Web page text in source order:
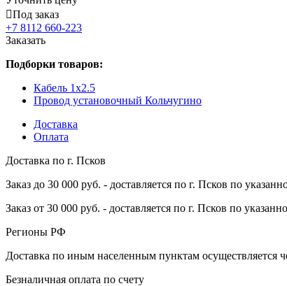
Под заказ
+7 8112 660-223
Заказать
Подборки товаров:
Кабель 1x2.5
Провод установочный Кольчугино
Доставка
Оплата
Доставка по г. Псков
Заказ до 30 000 руб. - доставляется по г. Псков по
Заказ от 30 000 руб. - доставляется по г. Псков по
Регионы РФ
Доставка по иным населенным пунктам осуществляется
Безналичная оплата по счету